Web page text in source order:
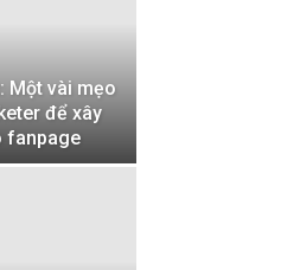
Một vài mẹo
để xây
fanpage